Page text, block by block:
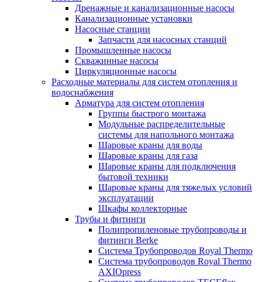
Дренажные и канализационные насосы
Канализационные установки
Насосные станции
Запчасти для насосных станций
Промышленные насосы
Скважинные насосы
Циркуляционные насосы
Расходные материалы для систем отопления и
водоснабжения
Арматура для систем отопления
Группы быстрого монтажа
Модульные распределительные
системы для напольного монтажа
Шаровые краны для воды
Шаровые краны для газа
Шаровые краны для подключения
бытовой техники
Шаровые краны для тяжелых условий
эксплуатации
Шкафы коллекторные
Трубы и фитинги
Полипропиленовые трубопроводы и
фитинги Berke
Система Трубопроводов Royal Thermo
Система трубопроводов Royal Thermo
AXIOpress